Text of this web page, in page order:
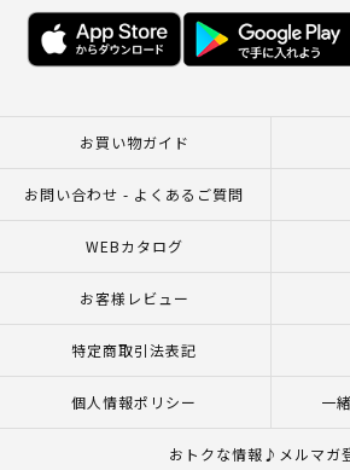
お買い物ガイド
お問い合わせ - よくあるご質問
WEBカタログ
お客様レビュー
特定商取引法表記
個人情報ポリシー 一
おトクな情報♪メルマガ